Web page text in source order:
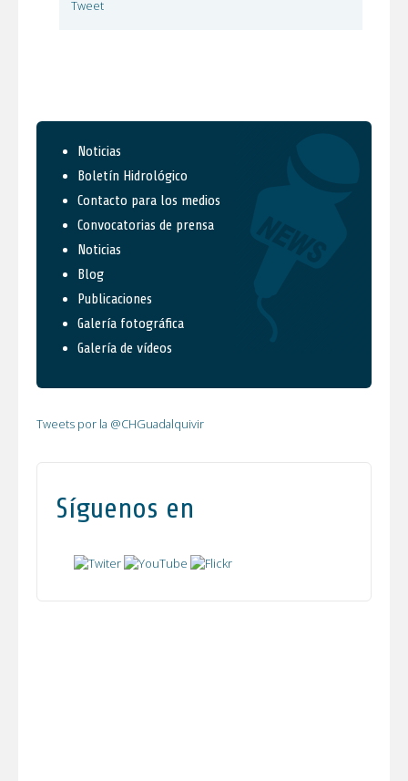
Tweet
Noticias
Boletín Hidrológico
Contacto para los medios
Convocatorias de prensa
Noticias
Blog
Publicaciones
Galería fotográfica
Galería de vídeos
Tweets por la @CHGuadalquivir
Síguenos en